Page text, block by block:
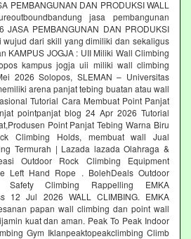
PEMBANGUNAN DAN PRODUKSI WALL
jasa pembangunan
PEMBANGUNAN DAN PRODUKSI
wujud dari skill yang dimiliki dan sekaligus
KAMPUS JOGJA : UII Miliki Wall Climbing
kampus jogja uii miliki wall climbing
2026 Solopos, SLEMAN – Universitas
arena panjat tebing buatan atau wall
Tutorial Cara Membuat Point Panjat
pointpanjat blog 24 Apr 2026 Tutorial
Point Panjat Tebing Warna Biru
Climbing Holds, membuat wall Jual
Termurah | Lazada lazada Olahraga &
Outdoor Rock Climbing Equipment
Left Hand Rope . BolehDeals Outdoor
Safety Climbing Rappelling EMKA
12 Jul 2026 WALL CLIMBING. EMKA
papan wall climbing dan point wall
kuat dan aman. Peak To Peak Indoor
Gym‎ Iklanpeaktopeakclimbing Climb